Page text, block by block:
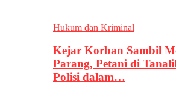
Hukum dan Kriminal
Kejar Korban Sambil
Parang, Petani di
Polisi dalam…